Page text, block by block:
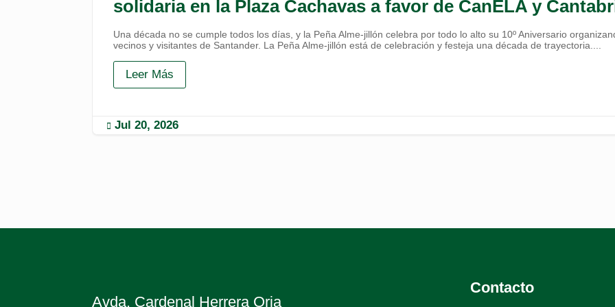
solidaria en la Plaza Cachavas a favor de CanELA y
Una década no se cumple todos los días, y la Peña Alme-jillón celebra por todo lo alto su 10º Aniversario
vecinos y visitantes de Santander. La Peña Alme-jillón está de celebración y festeja una década de trayectoria....
Leer Más
 Jul 20, 2026
Avda. Cardenal Herrera Oria
Contacto